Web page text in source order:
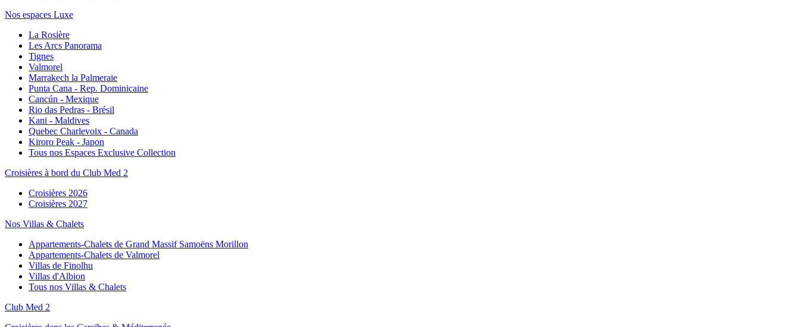
Nos espaces Luxe
La Rosière
Les Arcs Panorama
Tignes
Valmorel
Marrakech la Palmeraie
Punta Cana - Rep. Dominicaine
Cancún - Mexique
Rio das Pedras - Brésil
Kani - Maldives
Quebec Charlevoix - Canada
Kiroro Peak - Japon
Tous nos Espaces Exclusive Collection
Croisières à bord du Club Med 2
Croisières 2026
Croisières 2027
Nos Villas & Chalets
Appartements-Chalets de Grand Massif Samoëns Morillon
Appartements-Chalets de Valmorel
Villas de Finolhu
Villas d'Albion
Tous nos Villas & Chalets
Club Med 2